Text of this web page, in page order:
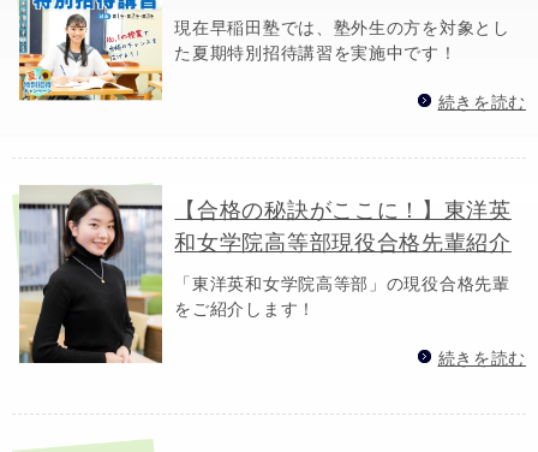
現在早稲田塾では、塾外生の方を対象とし
た夏期特別招待講習を実施中です！
続きを読む
【合格の秘訣がここに！】東洋英
和女学院高等部現役合格先輩紹介
「東洋英和女学院高等部」の現役合格先輩
をご紹介します！
続きを読む